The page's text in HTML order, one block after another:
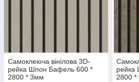
Самоклеюча вінілова 3D-
рейка Шпон Бафель 600 *
2800 * 3мм
рейка
2800